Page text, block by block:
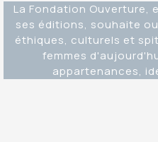
La Fondation Ouverture,
ses éditions, souhaite
éthiques, culturels et
femmes
appartenances,